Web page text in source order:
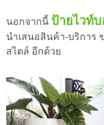
นอกจากนี้ ป้ายไวท์
นำเสนอสินค้า-บริการ
สไตล์ อีกด้วย